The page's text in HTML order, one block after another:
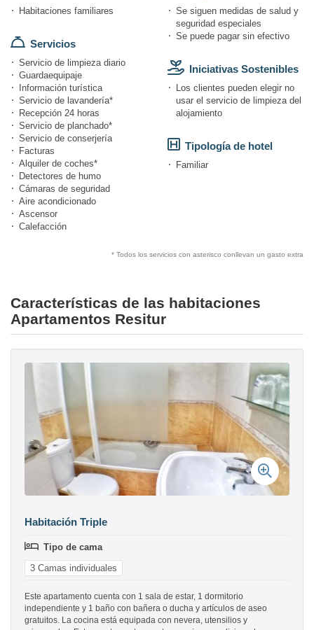
Habitaciones familiares
Servicios
Servicio de limpieza diario
Guardaequipaje
Información turística
Servicio de lavandería*
Recepción 24 horas
Servicio de planchado*
Servicio de conserjería
Facturas
Alquiler de coches*
Detectores de humo
Cámaras de seguridad
Aire acondicionado
Ascensor
Calefacción
Se siguen medidas de salud y
seguridad especiales
Se puede pagar sin efectivo
Iniciativas Sostenibles
Los clientes pueden elegir no
usar el servicio de limpieza del
alojamiento
Tipología de hotel
Familiar
* Todos los servicios con asterisco conllevan un gasto extra
Características de las habitaciones
Apartamentos Resitur
Habitación Triple
Tipo de cama
3 Camas individuales
Este apartamento cuenta con 1 sala de estar, 1 dormitorio
independiente y 1 baño con bañera o ducha y artículos de aseo
gratuitos. La cocina está equipada con nevera, utensilios y